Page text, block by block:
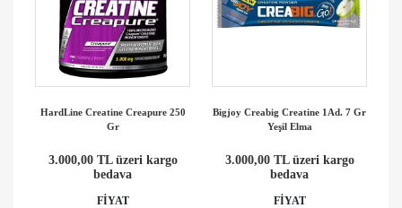
HardLine Creatine Creapure 250
Gr
3.000,00 TL üzeri kargo
bedava
FİYAT
Bigjoy Creabig Creatine 1Ad. 7 Gr
Yeşil Elma
3.000,00 TL üzeri kargo
bedava
FİYAT